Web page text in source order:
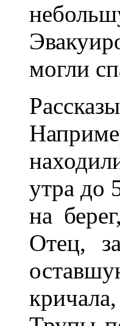
могли
утра до
на
Отец,